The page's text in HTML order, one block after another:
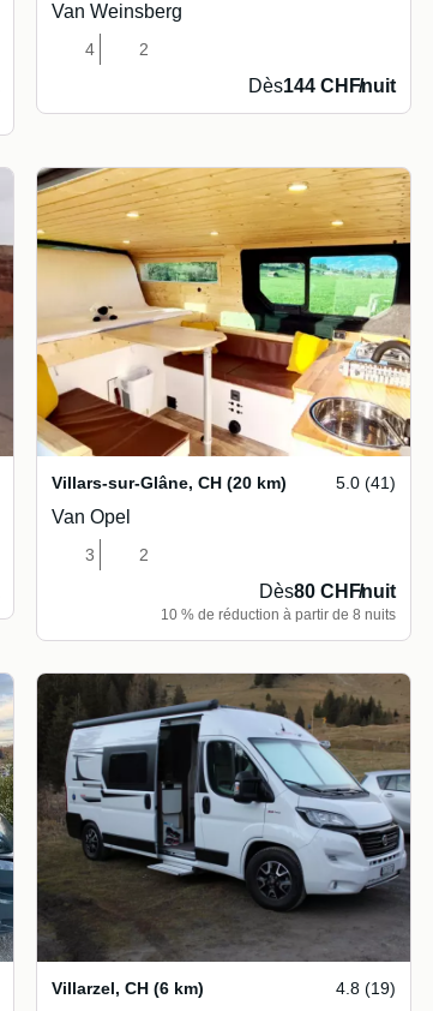
Van Weinsberg
4 2
Dès144 CHF/nuit
Villars-sur-Glâne, CH (20 km) 5.0 (41)
Van Opel
3 2
Dès80 CHF/nuit
10 % de réduction à partir de 8 nuits
Villarzel, CH (6 km) 4.8 (19)